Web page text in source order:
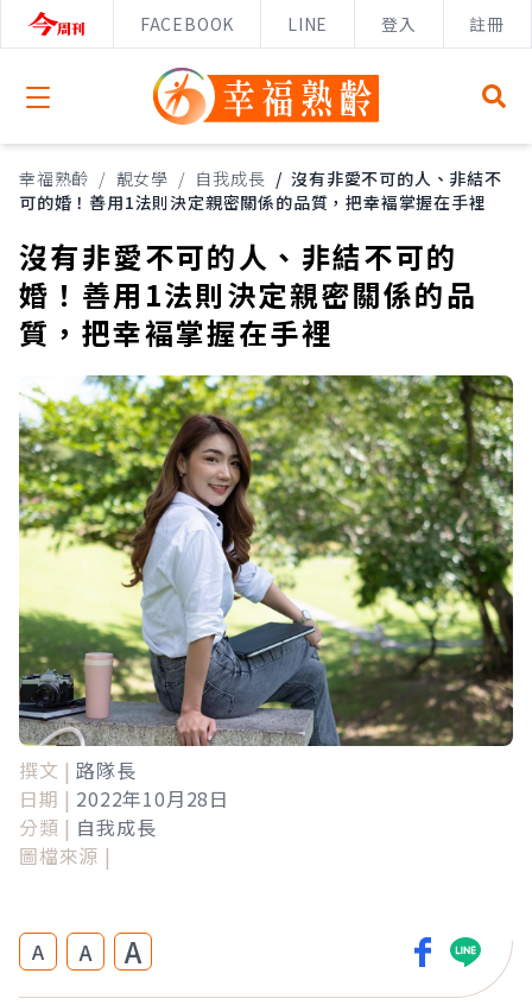
FACEBOOK LINE 登入 註冊
Open menu
幸福熟齡 / 靚女學 / 自我成長 / 沒有非愛不可的人、非結不
可的婚！善用1法則決定親密關係的品質，把幸褔掌握在手裡
沒有非愛不可的人、非結不可的
婚！善用1法則決定親密關係的品
質，把幸褔掌握在手裡
撰文 | 路隊長
日期 | 2022年10月28日
分類 | 自我成長
圖檔來源 |
A A A